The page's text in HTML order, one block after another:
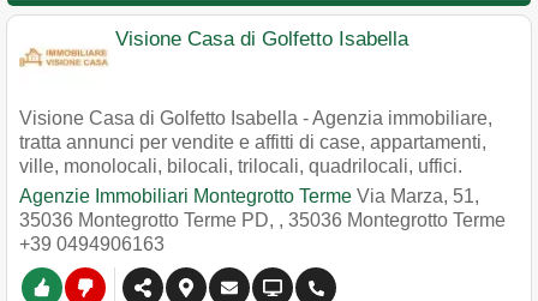
Visione Casa di Golfetto Isabella
Visione Casa di Golfetto Isabella - Agenzia immobiliare,
tratta annunci per vendite e affitti di case, appartamenti,
ville, monolocali, bilocali, trilocali, quadrilocali, uffici.
Agenzie Immobiliari Montegrotto Terme Via Marza, 51,
35036 Montegrotto Terme PD, , 35036 Montegrotto Terme
+39 0494906163